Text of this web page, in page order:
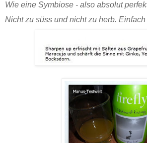
Wie eine Symbiose - also absolut
Nicht zu süss und nicht zu herb.